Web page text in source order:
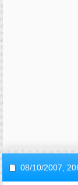
08/10/2007,